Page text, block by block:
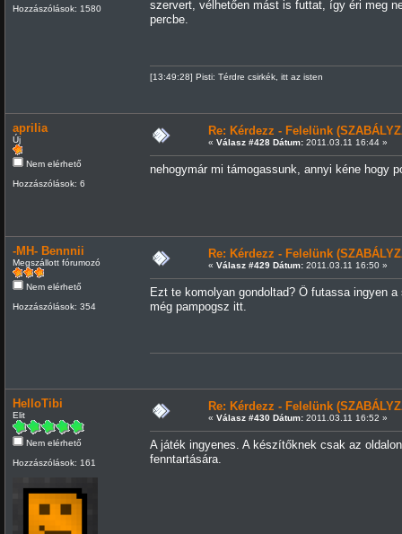
Hozzászólások: 1580
szervert, vélhetően mást is futtat, így éri meg
percbe.
[13:49:28] Pisti: Térdre csirkék, itt az isten
aprilia
Új
Nem elérhető
Hozzászólások: 6
Re: Kérdezz - Felelünk
« Válasz #428 Dátum:2011.03.11 16:44 »
nehogymár mi támogassunk, annyi kéne hogy
-MH- Bennnii
Megszállott fórumozó
Nem elérhető
Hozzászólások: 354
Re: Kérdezz - Felelünk
« Válasz #429 Dátum:2011.03.11 16:50 »
Ezt te komolyan gondoltad? Ő futassa ingyen
még pampogsz itt.
HelloTibi
Elit
Nem elérhető
Hozzászólások: 161
Re: Kérdezz - Felelünk
« Válasz #430 Dátum:2011.03.11 16:52 »
A játék ingyenes. A készítőknek csak az
fenntartására.